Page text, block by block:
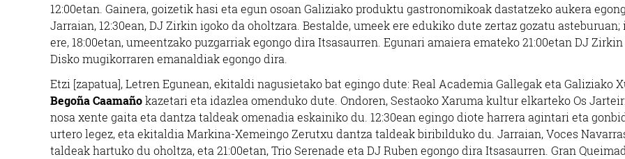
12:00etan. Gainera, goizetik hasi eta egun osoan Galiziako produktu gastronomikoak dastatzeko aukera
Jarraian, 12:30ean, DJ Zirkin igoko da oholtzara. Bestalde, umeek ere edukiko dute zertaz gozatu asteburuan;
ere, 18:00etan, umeentzako puzgarriak egongo dira Itsasaurren. Egunari amaiera emateko 21:00etan DJ
Disko mugikorraren emanaldiak egongo dira.
Etzi [zapatua], Letren Egunean, ekitaldi nagusietako bat egingo dute: Real Academia Gallegak eta Galiziako
Begoña Caamañokazetari eta idazlea omenduko dute. Ondoren, Sestaoko Xaruma kultur elkarteko Os
nosa xente gaita eta dantza taldeak omenadia eskainiko du. 12:30ean egingo diote harrera agintari eta
urtero legez, eta ekitaldia Markina-Xemeingo Zerutxu dantza taldeak biribilduko du. Jarraian, Voces
taldeak hartuko du oholtza, eta 21:00etan, Trio Serenade eta DJ Ruben egongo dira Itsasaurren. Gran